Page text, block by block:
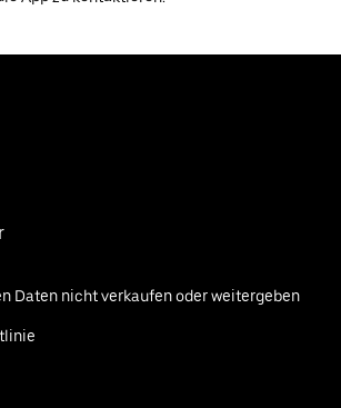
Daten nicht verkaufen oder weitergeben